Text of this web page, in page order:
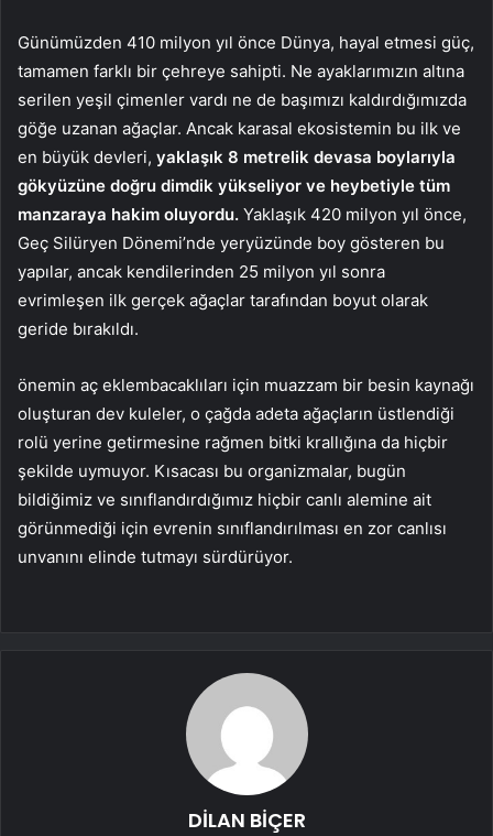
Günümüzden 410 milyon yıl önce Dünya, hayal etmesi güç,
tamamen farklı bir çehreye sahipti. Ne ayaklarımızın altına
serilen yeşil çimenler vardı ne de başımızı kaldırdığımızda
göğe uzanan ağaçlar. Ancak karasal ekosistemin bu ilk ve
en büyük devleri, yaklaşık 8 metrelik devasa boylarıyla
gökyüzüne doğru dimdik yükseliyor ve heybetiyle tüm
manzaraya hakim oluyordu. Yaklaşık 420 milyon yıl önce,
Geç Silüryen Dönemi’nde yeryüzünde boy gösteren bu
yapılar, ancak kendilerinden 25 milyon yıl sonra
evrimleşen ilk gerçek ağaçlar tarafından boyut olarak
geride bırakıldı.
önemin aç eklembacaklıları için muazzam bir besin kaynağı
oluşturan dev kuleler, o çağda adeta ağaçların üstlendiği
rolü yerine getirmesine rağmen bitki krallığına da hiçbir
şekilde uymuyor. Kısacası bu organizmalar, bugün
bildiğimiz ve sınıflandırdığımız hiçbir canlı alemine ait
görünmediği için evrenin sınıflandırılması en zor canlısı
unvanını elinde tutmayı sürdürüyor.
DİLAN BİÇER